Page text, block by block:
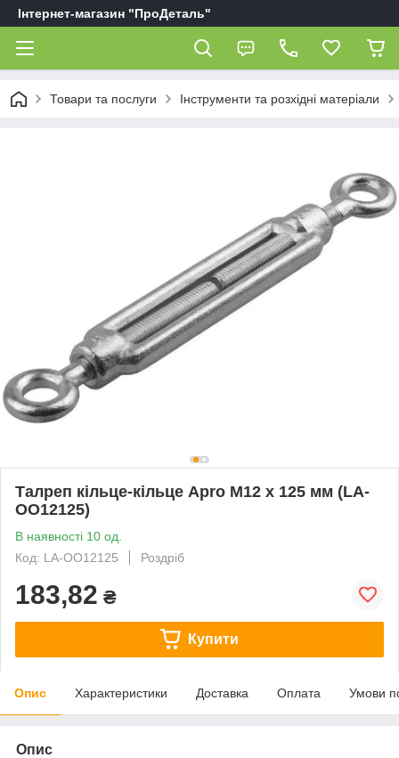
Інтернет-магазин "ПроДеталь"
Товари та послуги Інструменти та розхідні матеріали
Талреп кільце-кільце Apro M12 x 125 мм (LA-
OO12125)
В наявності 10 од.
Код: LA-OO12125
Роздріб
183,82 ₴
Купити
Опис Характеристики Доставка Оплата Умови
Опис